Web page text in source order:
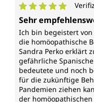
Durchschnittliche
Sehr
Ich bin begeistert
die homöopathische
Sandra Perko erklärt
gefährliche
bedeutete und noch
für die zukünftige
Pandemien ziehen
der